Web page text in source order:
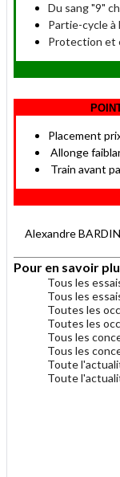
Du sang "9"
Partie-cycle à
Protection et
Placement
Allonge
Train avant
Alexandre
Pour en savoir
Tous les
Tous les
Toutes les
Toutes les
Tous les
Tous les
Toute
Toute